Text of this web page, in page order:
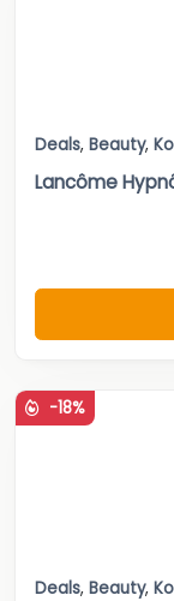
Deals, Beauty,
Lancôme
-18%
Deals, Beauty,